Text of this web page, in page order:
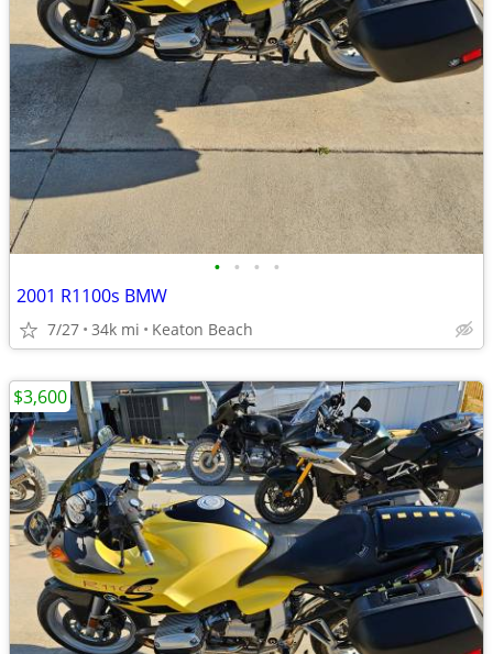
• • • •
2001 R1100s BMW
7/27 34k mi Keaton Beach
$3,600